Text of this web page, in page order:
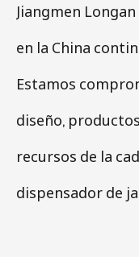
Jiangmen
en la China
Estamos
diseño,
recursos de la
dispensador de